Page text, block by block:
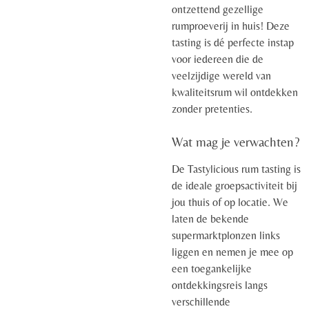
ontzettend gezellige
rumproeverij in huis! Deze
tasting is dé perfecte instap
voor iedereen die de
veelzijdige wereld van
kwaliteitsrum wil ontdekken
zonder pretenties.
Wat mag je verwachten?
De Tastylicious rum tasting is
de ideale groepsactiviteit bij
jou thuis of op locatie. We
laten de bekende
supermarktplonzen links
liggen en nemen je mee op
een toegankelijke
ontdekkingsreis langs
verschillende